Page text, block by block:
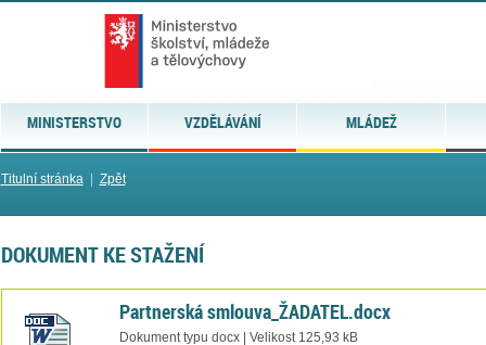
MINISTERSTVO VZDĚLÁVÁNÍ MLÁDEŽ
Titulní stránka| Zpět
DOKUMENT KE STAŽENÍ
Partnerská smlouva_ŽADATEL.docx
Dokument typu docx | Velikost 125,93 kB